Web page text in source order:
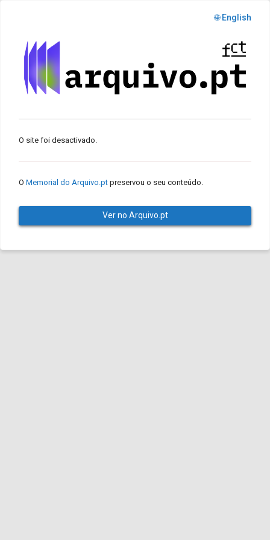
🌐 English
O site foi desactivado.
O Memorial do Arquivo.pt preservou o seu conteúdo.
Ver no Arquivo.pt